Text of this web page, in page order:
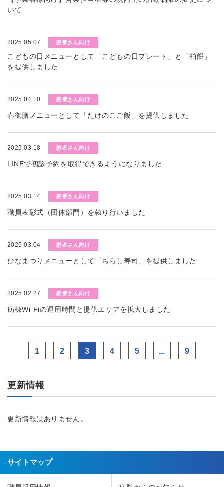
いて
2025.05.07 患者さん向け
こどもの日メニューとして「こどもの日プレート」と「柏餅」
を提供しました
2025.04.10 患者さん向け
春御膳メニューとして「たけのこご飯」を提供しました
2025.03.18 患者さん向け
LINEで初診予約を取得できるようになりました
2025.03.14 患者さん向け
職員表彰式（団体部門）を執り行いました
2025.03.04 患者さん向け
ひなまつりメニューとして「ちらし寿司」を提供しました
2025.02.27 患者さん向け
病棟Wi-Fiの運用時間と提供エリアを拡大しました
1 2 3 4 5 ... 9
更新情報
更新情報はありません。
サイトマップ